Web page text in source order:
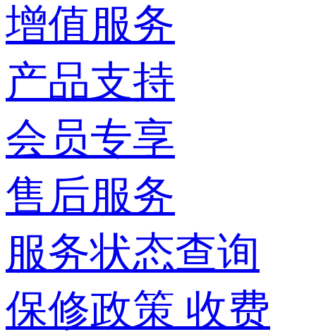
增值服务
产品支持
会员专享
售后服务
服务状态查询
保修政策 收费